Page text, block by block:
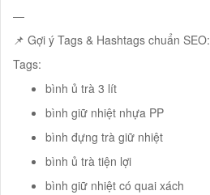
—
📌 Gợi ý Tags & Hashtags chuẩn SEO:
Tags:
bình ủ trà 3 lít
bình giữ nhiệt nhựa PP
bình đựng trà giữ nhiệt
bình ủ trà tiện lợi
bình giữ nhiệt có quai xách